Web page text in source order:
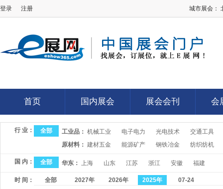
登录 注册 城市展会：
首页
首页
国内展会
国内展会
展会会刊
展会会刊
会
会
行 业： 全部 工业品： 机械工业 电子电力 光电技术
交通工具
原材料： 建材五金 能源矿产 钢铁冶金 纺织纺机
国 内： 全部 华东： 上海 山东 江苏 浙江 安徽 福建
时 间： 全部 2027年 2026年 2025年
07-24